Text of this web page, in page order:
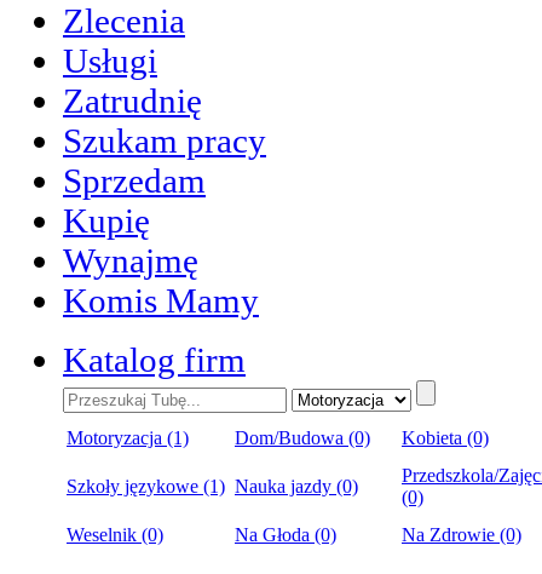
Zlecenia
Usługi
Zatrudnię
Szukam pracy
Sprzedam
Kupię
Wynajmę
Komis Mamy
Katalog firm
Motoryzacja (1) Dom/Budowa (0) Kobieta (0)
Szkoły językowe (1) Nauka jazdy (0)
Przedszkola/
(0)
Weselnik (0)
Na Głoda (0) Na Zdrowie (0)